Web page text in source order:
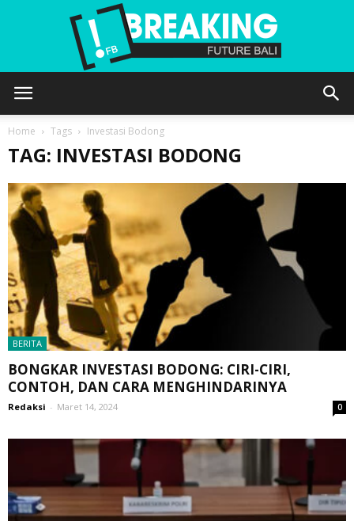
Home Tags Investasi Bodong
TAG: INVESTASI BODONG
BERITA
BONGKAR INVESTASI BODONG: CIRI-CIRI,
CONTOH, DAN CARA MENGHINDARINYA
Redaksi - Maret 14, 2024 0